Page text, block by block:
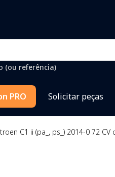
(ou referência)
PRO Solicitar peças
C1 ii (pa_, ps_) 2014-0 72 CV